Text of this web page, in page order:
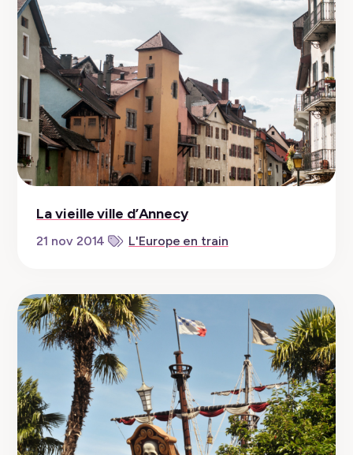
La vieille ville d’Annecy
21 nov 2014 L'Europe en train